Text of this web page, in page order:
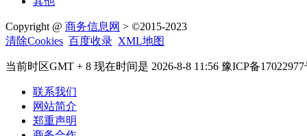
Copyright @ 商务信息网 > ©2015-2023
清除Cookies 百度收录 XML地图
当前时区GMT + 8 现在时间是 2026-8-8 11:56 豫ICP备17022977
联系我们
网站简介
郑重声明